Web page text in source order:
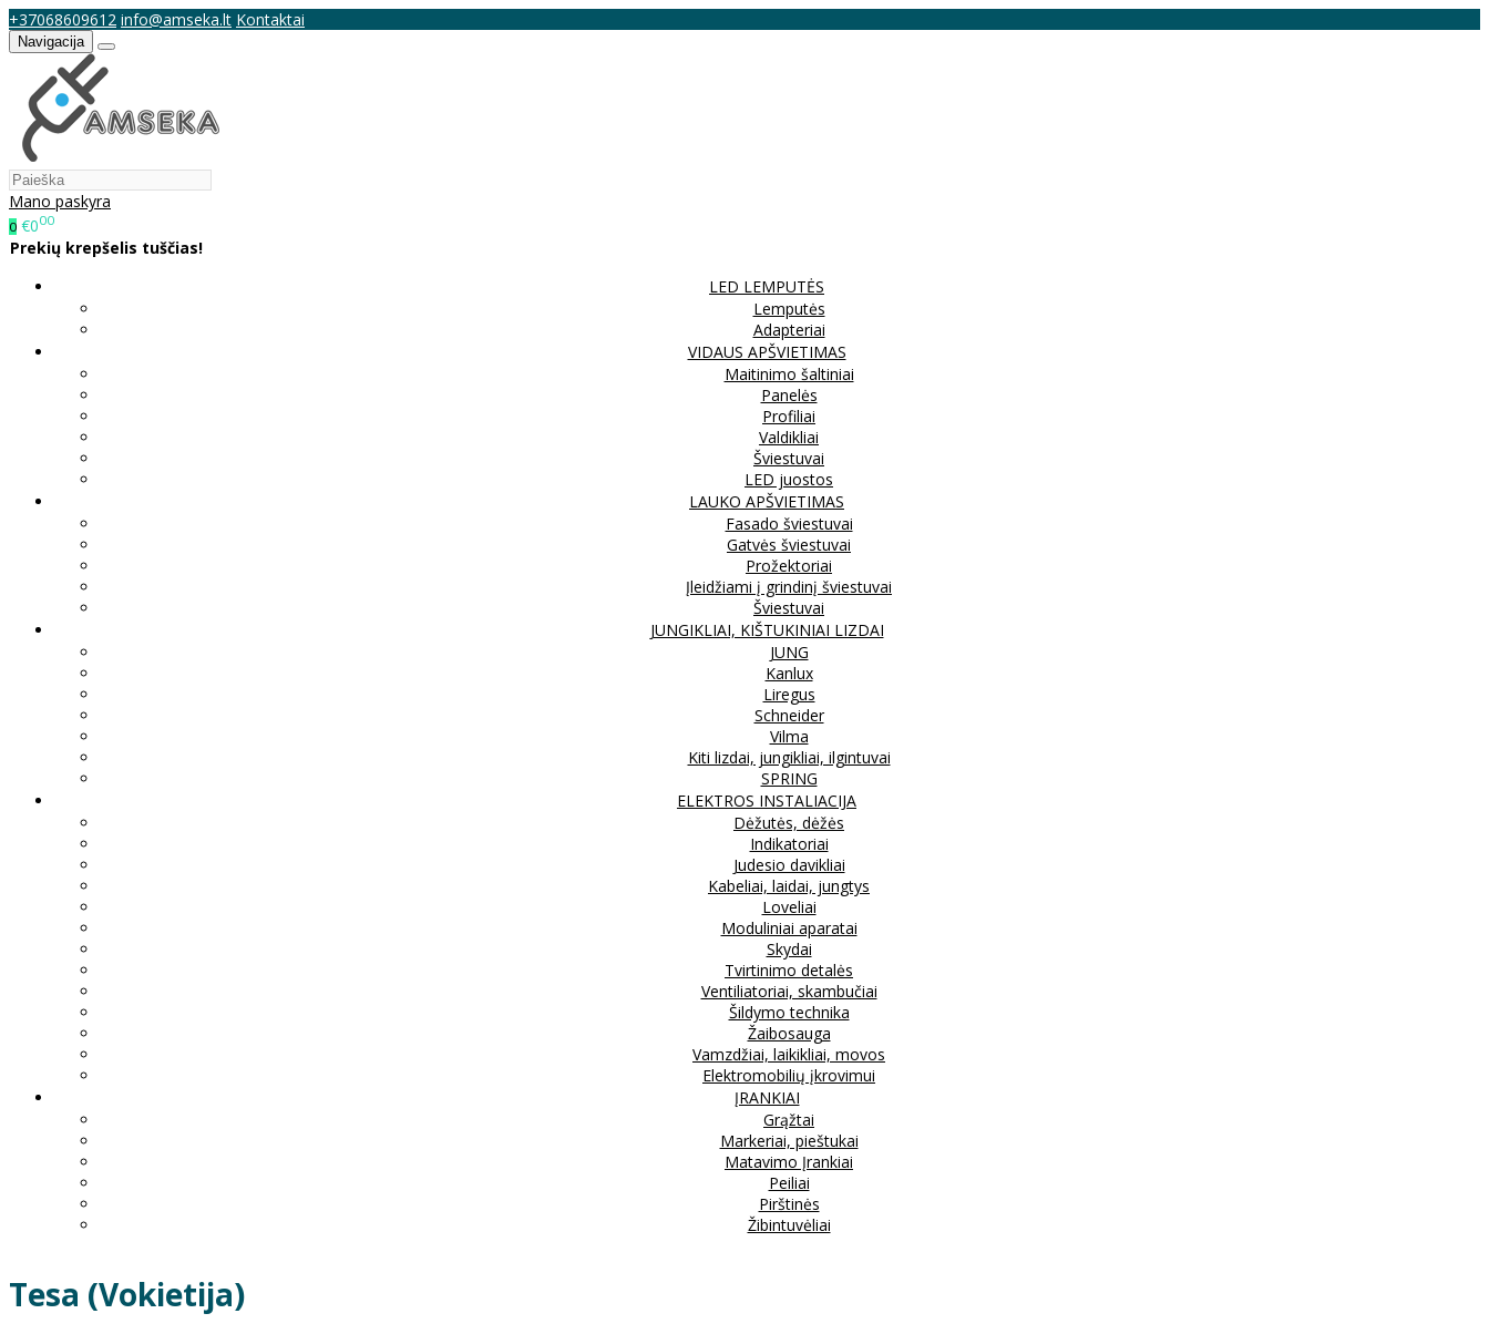
+37068609612 info@amseka.lt Kontaktai
Navigacija
Mano paskyra
0 €000
Prekių krepšelis tuščias!
LED LEMPUTĖS
Lemputės
Adapteriai
VIDAUS APŠVIETIMAS
Maitinimo šaltiniai
Panelės
Profiliai
Valdikliai
Šviestuvai
LED juostos
LAUKO APŠVIETIMAS
Fasado šviestuvai
Gatvės šviestuvai
Prožektoriai
Įleidžiami į grindinį šviestuvai
Šviestuvai
JUNGIKLIAI, KIŠTUKINIAI LIZDAI
JUNG
Kanlux
Liregus
Schneider
Vilma
Kiti lizdai, jungikliai, ilgintuvai
SPRING
ELEKTROS INSTALIACIJA
Dėžutės, dėžės
Indikatoriai
Judesio davikliai
Kabeliai, laidai, jungtys
Loveliai
Moduliniai aparatai
Skydai
Tvirtinimo detalės
Ventiliatoriai, skambučiai
Šildymo technika
Žaibosauga
Vamzdžiai, laikikliai, movos
Elektromobilių įkrovimui
ĮRANKIAI
Grąžtai
Markeriai, pieštukai
Matavimo Įrankiai
Peiliai
Pirštinės
Žibintuvėliai
Tesa (Vokietija)